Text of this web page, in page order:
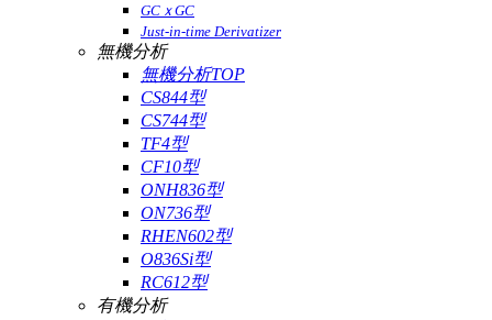
GCｘGC
Just-in-time Derivatizer
無機分析
無機分析TOP
CS844型
CS744型
TF4型
CF10型
ONH836型
ON736型
RHEN602型
O836Si型
RC612型
有機分析